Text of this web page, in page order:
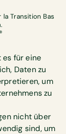
Transition Bas
es für eine
Daten zu
um
zu
nicht über
sind, um